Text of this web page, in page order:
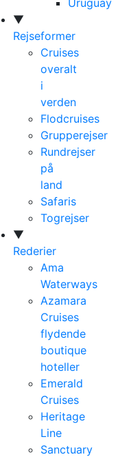
Uruguay
▼
Rejseformer
Cruises
overalt
i
verden
Flodcruises
Grupperejser
Rundrejser
på
land
Safaris
Togrejser
▼
Rederier
Ama
Waterways
Azamara
Cruises
flydende
boutique
hoteller
Emerald
Cruises
Heritage
Line
Sanctuary